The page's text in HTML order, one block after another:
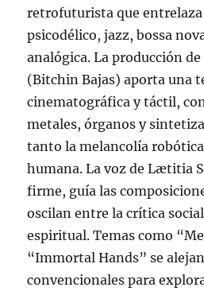
retrofuturista que
psicodélico, jazz, bossa
analógica. La producción de
(Bitchin Bajas) aporta una
cinematográfica y táctil,
metales, órganos y
tanto la melancolía
humana. La voz de Lætitia
firme, guía las
oscilan entre la crítica
espiritual. Temas como
“Immortal Hands” se
convencionales para